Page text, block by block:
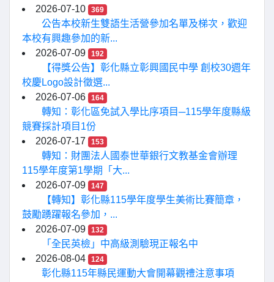
2026-07-10
369
公告本校新生雙語生活營參加名單及梯次，歡迎
本校有興趣參加的新...
2026-07-09
192
【得獎公告】彰化縣立彰興國民中學 創校30週年
校慶Logo設計徵選...
2026-07-06
164
轉知：彰化區免試入學比序項目─115學年度縣級
競賽採計項目1份
2026-07-17
153
轉知：財團法人國泰世華銀行文教基金會辦理
115學年度第1學期「大...
2026-07-09
147
【轉知】彰化縣115學年度學生美術比賽簡章，
鼓勵踴躍報名參加，...
2026-07-09
132
「全民英檢」中高級測驗現正報名中
2026-08-04
124
彰化縣115年縣民運動大會開幕觀禮注意事項